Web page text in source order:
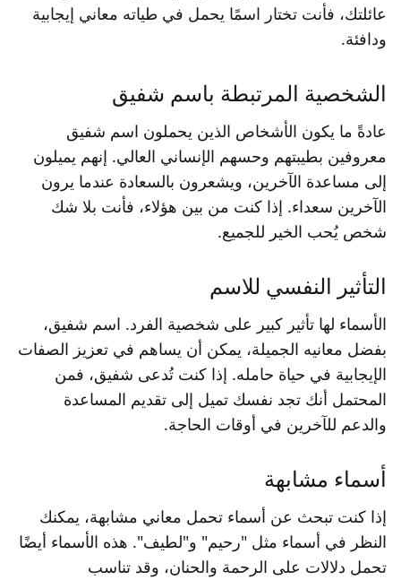
عائلتك، فأنت تختار اسمًا يحمل في طياته معاني إيجابية
ودافئة.
الشخصية المرتبطة باسم شفيق
عادةً ما يكون الأشخاص الذين يحملون اسم شفيق
معروفين بطيبتهم وحسهم الإنساني العالي. إنهم يميلون
إلى مساعدة الآخرين، ويشعرون بالسعادة عندما يرون
الآخرين سعداء. إذا كنت من بين هؤلاء، فأنت بلا شك
شخص يُحب الخير للجميع.
التأثير النفسي للاسم
الأسماء لها تأثير كبير على شخصية الفرد. اسم شفيق،
بفضل معانيه الجميلة، يمكن أن يساهم في تعزيز الصفات
الإيجابية في حياة حامله. إذا كنت تُدعى شفيق، فمن
المحتمل أنك تجد نفسك تميل إلى تقديم المساعدة
والدعم للآخرين في أوقات الحاجة.
أسماء مشابهة
إذا كنت تبحث عن أسماء تحمل معاني مشابهة، يمكنك
النظر في أسماء مثل "رحيم" و"لطيف". هذه الأسماء أيضًا
تحمل دلالات على الرحمة والحنان، وقد تناسب